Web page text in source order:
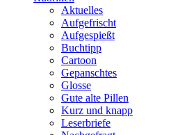
Aktuelles
Aufgefrischt
Aufgespießt
Buchtipp
Cartoon
Gepanschtes
Glosse
Gute alte Pillen
Kurz und knapp
Leserbriefe